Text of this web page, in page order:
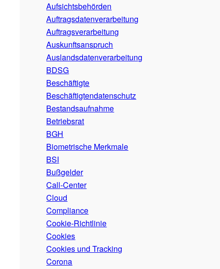
Aufsichtsbehörden
Auftragsdatenverarbeitung
Auftragsverarbeitung
Auskunftsanspruch
Auslandsdatenverarbeitung
BDSG
Beschäftigte
Beschäftigtendatenschutz
Bestandsaufnahme
Betriebsrat
BGH
Biometrische Merkmale
BSI
Bußgelder
Call-Center
Cloud
Compliance
Cookie-Richtlinie
Cookies
Cookies und Tracking
Corona